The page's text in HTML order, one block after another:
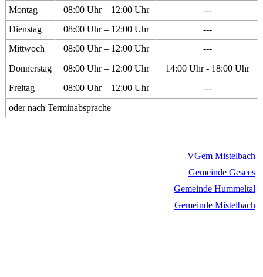
Montag 08:00 Uhr – 12:00 Uhr
---
Dienstag
08:00 Uhr – 12:00 Uhr
---
Mittwoch
08:00 Uhr – 12:00 Uhr
---
Donnerstag
08:00 Uhr – 12:00 Uhr
14:00 Uhr - 18:00 Uhr
Freitag
08:00 Uhr – 12:00 Uhr
---
oder nach Terminabsprache
VGem Mistelbach
Gemeinde Gesees
Gemeinde Hummeltal
Gemeinde Mistelbach